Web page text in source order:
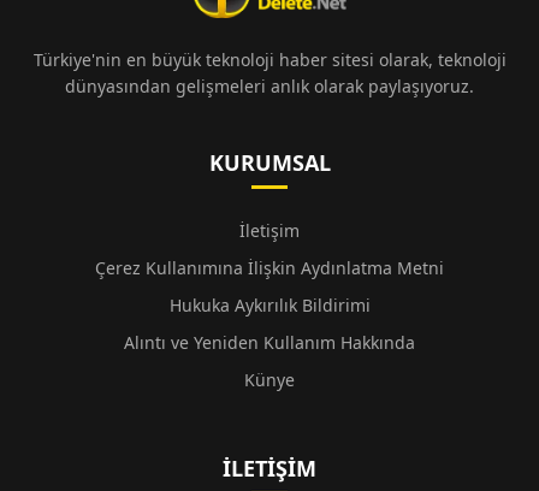
Türkiye'nin en büyük teknoloji haber sitesi olarak, teknoloji
dünyasından gelişmeleri anlık olarak paylaşıyoruz.
KURUMSAL
İletişim
Çerez Kullanımına İlişkin Aydınlatma Metni
Hukuka Aykırılık Bildirimi
Alıntı ve Yeniden Kullanım Hakkında
Künye
İLETIŞIM